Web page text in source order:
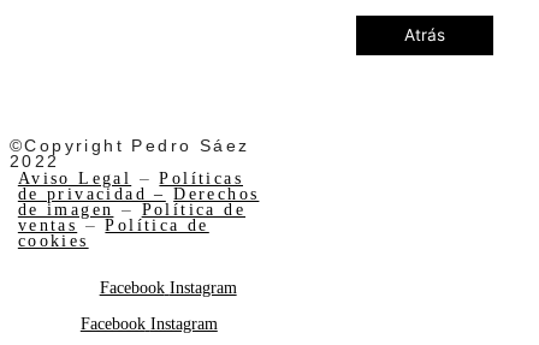
Atrás
©Copyright Pedro Sáez
2022
Aviso Legal –Políticas
de privacidad –
Derechos
de imagen – Política de
ventas –Política de
cookies
Facebook Instagram
Facebook Instagram